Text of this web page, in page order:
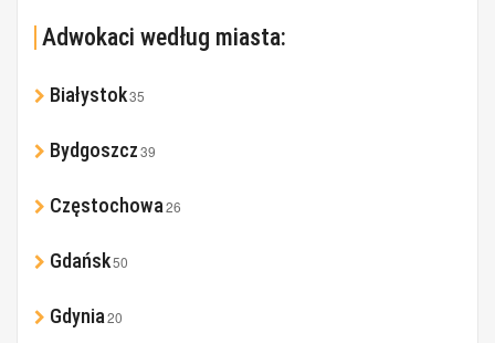
Adwokaci według miasta:
Białystok35
Bydgoszcz39
Częstochowa26
Gdańsk50
Gdynia20